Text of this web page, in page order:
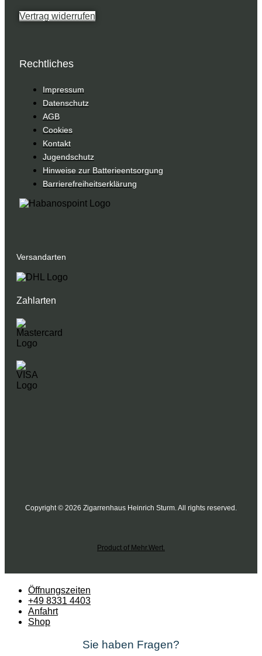
Vertrag widerrufen
Rechtliches
Impressum
Datenschutz
AGB
Cookies
Kontakt
Jugendschutz
Hinweise zur Batterieentsorgung
Barrierefreiheitserklärung
Versandarten
Zahlarten
Copyright © 2026 Zigarrenhaus Heinrich Sturm. All rights reserved.
Product of Mehr.Wert.
Öffnungszeiten
+49 8331 4403
Anfahrt
Shop
Sie haben Fragen?